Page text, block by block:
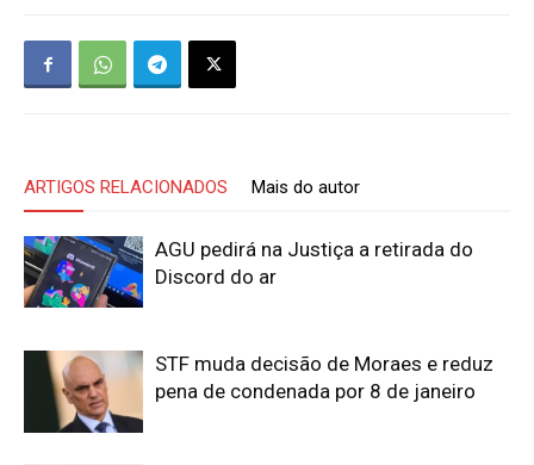
ARTIGOS RELACIONADOS Mais do autor
AGU pedirá na Justiça a retirada do
Discord do ar
STF muda decisão de Moraes e reduz
pena de condenada por 8 de janeiro